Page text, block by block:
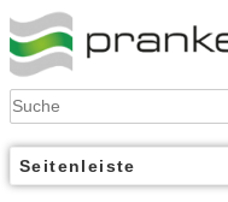
Seitenleiste